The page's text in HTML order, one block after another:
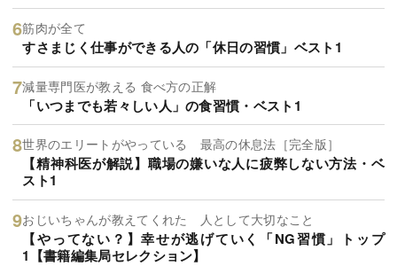
筋肉が全て
すさまじく仕事ができる人の「休日の習慣」ベスト1
減量専門医が教える 食べ方の正解
「いつまでも若々しい人」の食習慣・ベスト1
世界のエリートがやっている 最高の休息法［完全版］
【精神科医が解説】職場の嫌いな人に疲弊しない方法・ベ
スト1
おじいちゃんが教えてくれた 人として大切なこと
【やってない？】幸せが逃げていく「NG習慣」トップ
1【書籍編集局セレクション】